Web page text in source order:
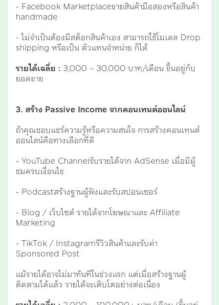
- Facebook Marketplaceขายสินค้ามือสองหรือสินค้า
handmade
- ไม่จำเป็นต้องมีสต็อกสินค้าเอง สามารถใช้โมเดล Drop
shipping หรือเป็น ตัวแทนจำหน่าย ก็ได้
รายได้เฉลี่ย : 3,000 – 30,000 บาท/เดือน ขึ้นอยู่กับ
ยอดขาย
3. สร้าง Passive Income จากคอนเทนต์ออนไลน์
ถ้าคุณชอบแชร์ความรู้หรือความสนใจ การสร้างคอนเทนต์
ออนไลน์คือทางเลือกที่ดี
- YouTube Channelรับรายได้จาก AdSense เมื่อมีผู้
ชมครบเงื่อนไข
- Podcastสร้างฐานผู้ฟังและรับสปอนเซอร์
- Blog / เว็บไซต์ รายได้จากโฆษณาและ Affiliate
Marketing
- TikTok / Instagramรีวิวสินค้าและรับค่า
Sponsored Post
แม้รายได้อาจไม่มาทันทีในช่วงแรก แต่เมื่อสร้างฐานผู้
ติดตามได้แล้ว รายได้จะเติบโตอย่างต่อเนื่อง